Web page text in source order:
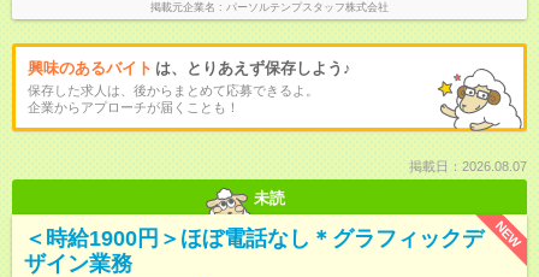
掲載元企業名 パーソルテンプスタッフ株式会社
興味のあるバイト は、とりあえず保存しよう♪
保存した求人は、後からまとめて応募できるよ。
企業からアプローチが届くことも！
掲載日：2026.08.07
未読
NEW
＜時給1900円＞ほぼ電話なし＊グラフィックデ
ザイン業務